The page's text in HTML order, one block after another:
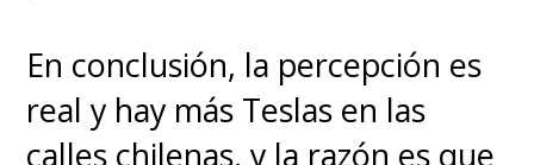
En conclusión, la percepción es
real y hay más Teslas en las
calles chilenas, y la razón es que